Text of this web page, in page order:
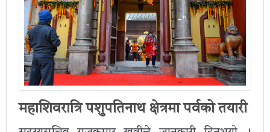
महाशिवरात्रि पशुपतिनाथ क्षेत्रमा पर्वको तयारी